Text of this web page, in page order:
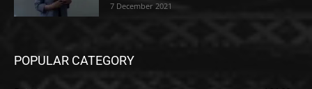
7 December 2021
POPULAR CATEGORY